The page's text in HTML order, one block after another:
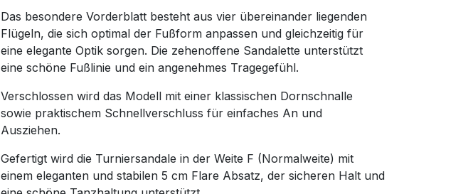
Das besondere Vorderblatt besteht aus vier übereinander liegenden
Flügeln, die sich optimal der Fußform anpassen und gleichzeitig für
eine elegante Optik sorgen. Die zehenoffene Sandalette unterstützt
eine schöne Fußlinie und ein angenehmes Tragegefühl.
Verschlossen wird das Modell mit einer klassischen Dornschnalle
sowie praktischem Schnellverschluss für einfaches An und
Ausziehen.
Gefertigt wird die Turniersandale in der Weite F (Normalweite) mit
einem eleganten und stabilen 5 cm Flare Absatz, der sicheren Halt und